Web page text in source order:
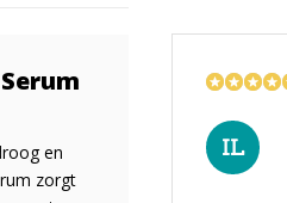
en
zorgt
IL